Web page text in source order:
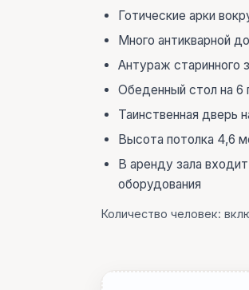
Готические арки
Много антикварной
Антураж старинного
Обеденный стол на 6
Таинственная дверь
Высота потолка 4,6
В аренду зала
оборудования
Количество человек: